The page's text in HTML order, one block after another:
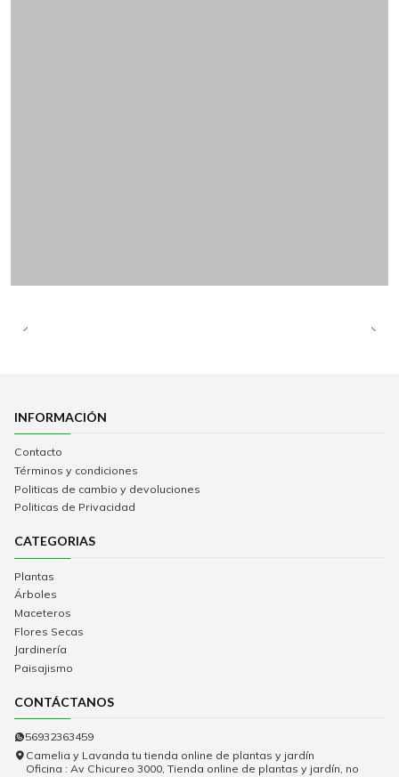
INFORMACIÓN
Contacto
Términos y condiciones
Politicas de cambio y devoluciones
Politicas de Privacidad
CATEGORIAS
Plantas
Árboles
Maceteros
Flores Secas
Jardinería
Paisajismo
CONTÁCTANOS
56932363459
Camelia y Lavanda tu tienda online de plantas y jardín
Oficina : Av Chicureo 3000, Tienda online de plantas y jardín, no